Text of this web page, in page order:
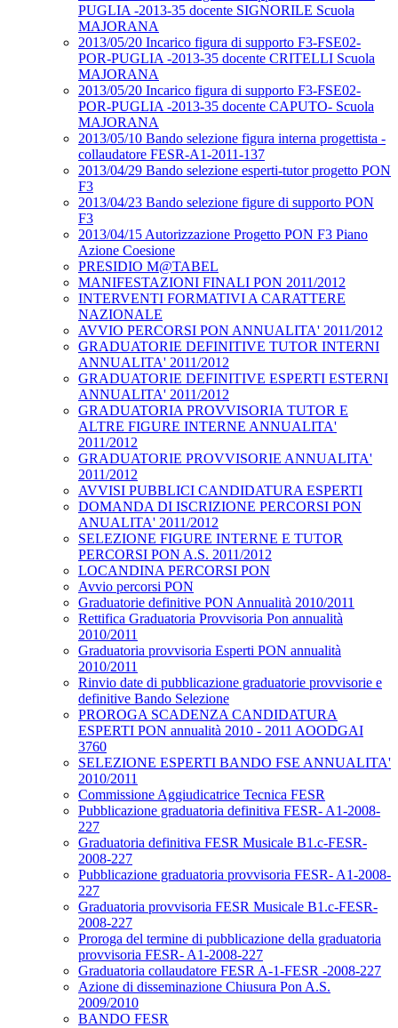
PUGLIA -2013-35 docente SIGNORILE Scuola
MAJORANA
2013/05/20 Incarico figura di supporto F3-FSE02-
POR-PUGLIA -2013-35 docente CRITELLI Scuola
MAJORANA
2013/05/20 Incarico figura di supporto F3-FSE02-
POR-PUGLIA -2013-35 docente CAPUTO- Scuola
MAJORANA
2013/05/10 Bando selezione figura interna progettista -
collaudatore FESR-A1-2011-137
2013/04/29 Bando selezione esperti-tutor progetto PON
F3
2013/04/23 Bando selezione figure di supporto PON
F3
2013/04/15 Autorizzazione Progetto PON F3 Piano
Azione Coesione
PRESIDIO M@TABEL
MANIFESTAZIONI FINALI PON 2011/2012
INTERVENTI FORMATIVI A CARATTERE
NAZIONALE
AVVIO PERCORSI PON ANNUALITA' 2011/2012
GRADUATORIE DEFINITIVE TUTOR INTERNI
ANNUALITA' 2011/2012
GRADUATORIE DEFINITIVE ESPERTI ESTERNI
ANNUALITA' 2011/2012
GRADUATORIA PROVVISORIA TUTOR E
ALTRE FIGURE INTERNE ANNUALITA'
2011/2012
GRADUATORIE PROVVISORIE ANNUALITA'
2011/2012
AVVISI PUBBLICI CANDIDATURA ESPERTI
DOMANDA DI ISCRIZIONE PERCORSI PON
ANUALITA' 2011/2012
SELEZIONE FIGURE INTERNE E TUTOR
PERCORSI PON A.S. 2011/2012
LOCANDINA PERCORSI PON
Avvio percorsi PON
Graduatorie definitive PON Annualità 2010/2011
Rettifica Graduatoria Provvisoria Pon annualità
2010/2011
Graduatoria provvisoria Esperti PON annualità
2010/2011
Rinvio date di pubblicazione graduatorie provvisorie e
definitive Bando Selezione
PROROGA SCADENZA CANDIDATURA
ESPERTI PON annualità 2010 - 2011 AOODGAI
3760
SELEZIONE ESPERTI BANDO FSE ANNUALITA'
2010/2011
Commissione Aggiudicatrice Tecnica FESR
Pubblicazione graduatoria definitiva FESR- A1-2008-
227
Graduatoria definitiva FESR Musicale B1.c-FESR-
2008-227
Pubblicazione graduatoria provvisoria FESR- A1-2008-
227
Graduatoria provvisoria FESR Musicale B1.c-FESR-
2008-227
Proroga del termine di pubblicazione della graduatoria
provvisoria FESR- A1-2008-227
Graduatoria collaudatore FESR A-1-FESR -2008-227
Azione di disseminazione Chiusura Pon A.S.
2009/2010
BANDO FESR